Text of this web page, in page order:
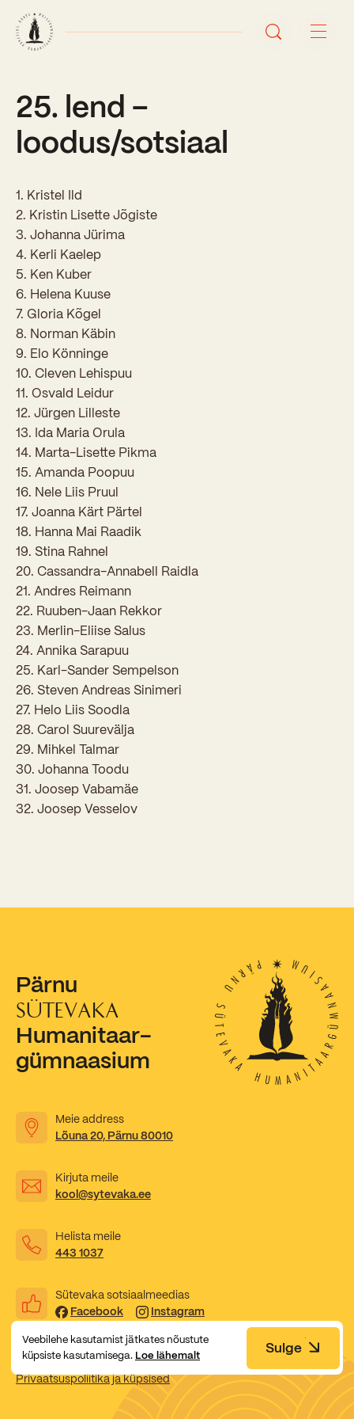
Uudised
Õppetöö
Eksamid ja arvestused
Õppesisu ülekandmine
Konsultatsioonid
Olümpiaadid
Rahvusvahelised projektid
Medalid
Kooli aumärgid
Nõukogu ja õppenõukogu
Koolituskeskus
Õppemaks
Huvitegevus
Kooliõde ja koolipsühholoogid
Sisseastumisinfo
Õppemaksusoodustused
Stuudium
25. lend –
loodus/sotsiaal
1. Kristel Ild
2. Kristin Lisette Jõgiste
3. Johanna Jürima
4. Kerli Kaelep
5. Ken Kuber
6. Helena Kuuse
7. Gloria Kõgel
8. Norman Käbin
9. Elo Könninge
10. Cleven Lehispuu
11. Osvald Leidur
12. Jürgen Lilleste
13. Ida Maria Orula
14. Marta-Lisette Pikma
15. Amanda Poopuu
16. Nele Liis Pruul
17. Joanna Kärt Pärtel
18. Hanna Mai Raadik
19. Stina Rahnel
20. Cassandra-Annabell Raidla
21. Andres Reimann
22. Ruuben-Jaan Rekkor
23. Merlin-Eliise Salus
24. Annika Sarapuu
25. Karl-Sander Sempelson
26. Steven Andreas Sinimeri
27. Helo Liis Soodla
28. Carol Suurevälja
29. Mihkel Talmar
30. Johanna Toodu
31. Joosep Vabamäe
32. Joosep Vesselov
Pärnu
SÜTEVAKA
Humanitaar-
gümnaasium
Meie address
Lõuna 20, Pärnu 80010
Kirjuta meile
kool@sytevaka.ee
Helista meile
443 1037
Sütevaka sotsiaalmeedias
Facebook
Instagram
Privaatsuspoliitika ja küpsised
Veebilehe kasutamist jätkates nõustute
küpsiste kasutamisega. Loe lähemalt Sulge